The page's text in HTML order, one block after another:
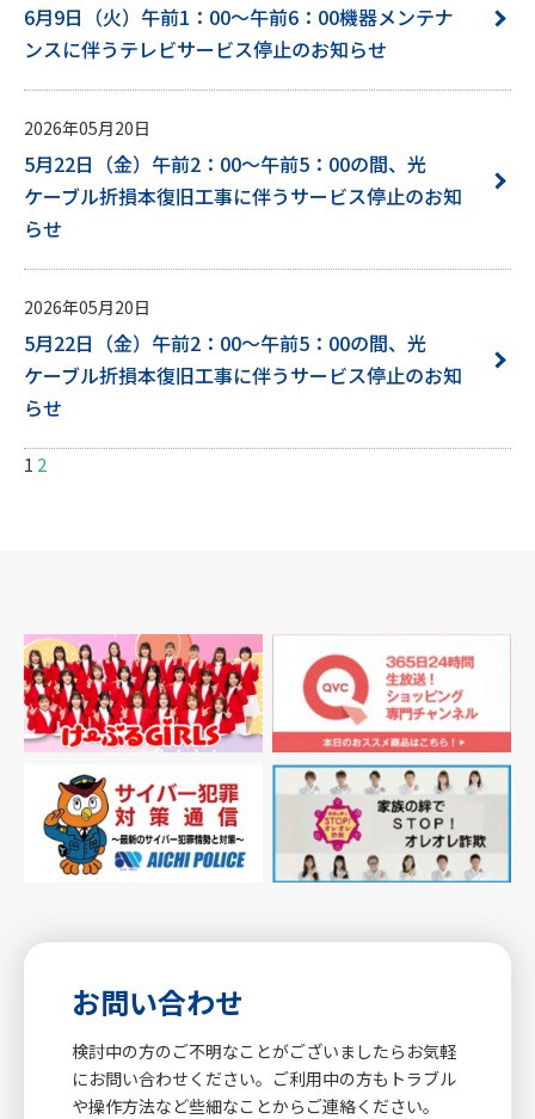
6月9日（火）午前1：00～午前6：00機器メンテナ
ンスに伴うテレビサービス停止のお知らせ
2026年05月20日
5月22日（金）午前2：00～午前5：00の間、光
ケーブル折損本復旧工事に伴うサービス停止のお知
らせ
2026年05月20日
5月22日（金）午前2：00～午前5：00の間、光
ケーブル折損本復旧工事に伴うサービス停止のお知
らせ
投
ゲー
ショ
ン
1 2
お問い合わせ
検討中の方のご不明なことがございましたらお気軽
にお問い合わせください。ご利用中の方もトラブル
や操作方法など些細なことからご連絡ください。